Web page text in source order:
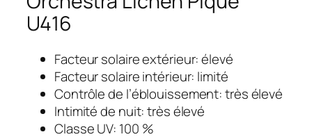
U416
Facteur solaire extérieur: élevé
Facteur solaire intérieur: limité
Contrôle de l’éblouissement: très élevé
Intimité de nuit: très élevé
Classe UV: 100 %